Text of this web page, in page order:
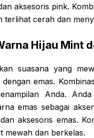
aksesoris pink.
terlihat cerah dan
Hijau Mint
suasana yang
emas.
Anda.
emas sebagai
aksesoris emas.
mewah dan berkelas.